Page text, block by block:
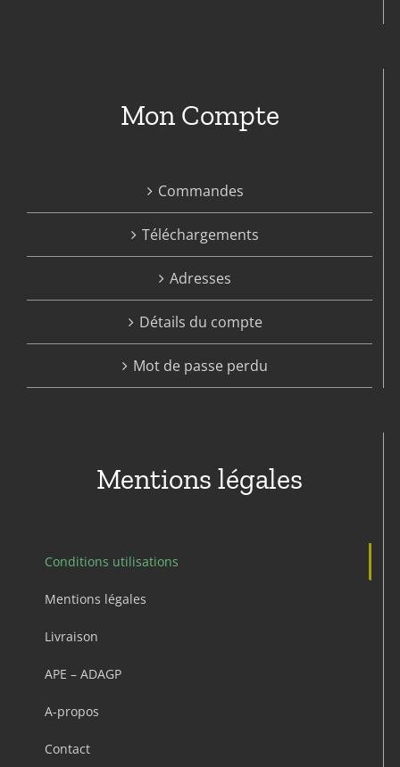
Mon Compte
Commandes
Téléchargements
Adresses
Détails du compte
Mot de passe perdu
Mentions légales
Conditions utilisations
Mentions légales
Livraison
APE – ADAGP
A-propos
Contact